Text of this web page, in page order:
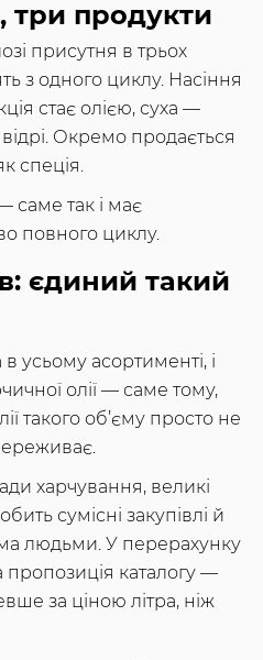
три продукти
присутня в трьох
з одного циклу. Насіння
стає олією, суха —
Окремо продається
спеція.
саме так і має
повного циклу.
єдиний такий
усьому асортименті, і
олії — саме тому,
такого об’єму просто не
харчування, великі
сумісні закупівлі й
людьми. У перерахунку
пропозиція каталогу —
за ціною літра, ніж